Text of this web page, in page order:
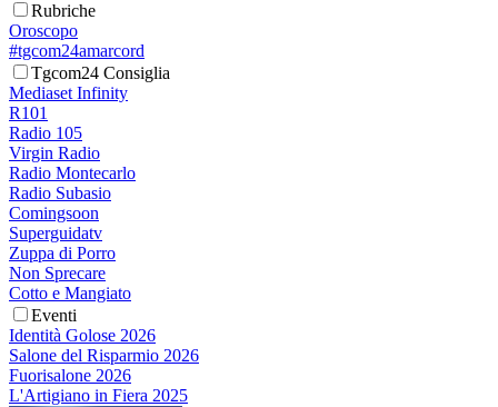
Rubriche
Oroscopo
#tgcom24amarcord
Tgcom24 Consiglia
Mediaset Infinity
R101
Radio 105
Virgin Radio
Radio Montecarlo
Radio Subasio
Comingsoon
Superguidatv
Zuppa di Porro
Non Sprecare
Cotto e Mangiato
Eventi
Identità Golose 2026
Salone del Risparmio 2026
Fuorisalone 2026
L'Artigiano in Fiera 2025